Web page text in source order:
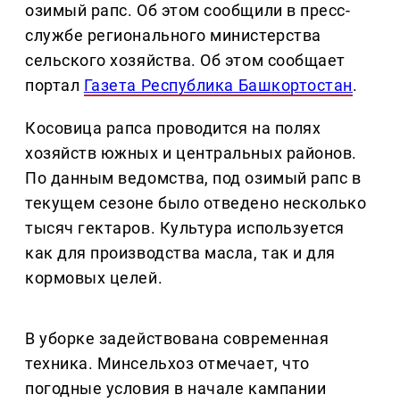
озимый рапс. Об этом сообщили в пресс-
службе регионального министерства
сельского хозяйства. Об этом сообщает
портал Газета Республика Башкортостан.
Косовица рапса проводится на полях
хозяйств южных и центральных районов.
По данным ведомства, под озимый рапс в
текущем сезоне было отведено несколько
тысяч гектаров. Культура используется
как для производства масла, так и для
кормовых целей.
В уборке задействована современная
техника. Минсельхоз отмечает, что
погодные условия в начале кампании